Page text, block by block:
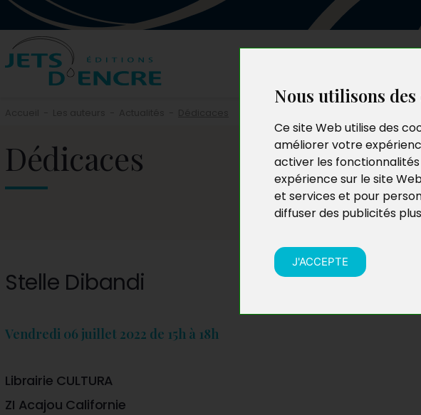
Nous utilisons des
Ce site Web utilise des
améliorer votre
activer les
expérience sur le site
et services et pour
diffuser des publicités
J'ACCEPTE
Dédicaces
Stelle Dibandi
Vendredi 06 juillet 2022 de 15h à 18h
Librairie CULTURA
ZI Acajou Californie